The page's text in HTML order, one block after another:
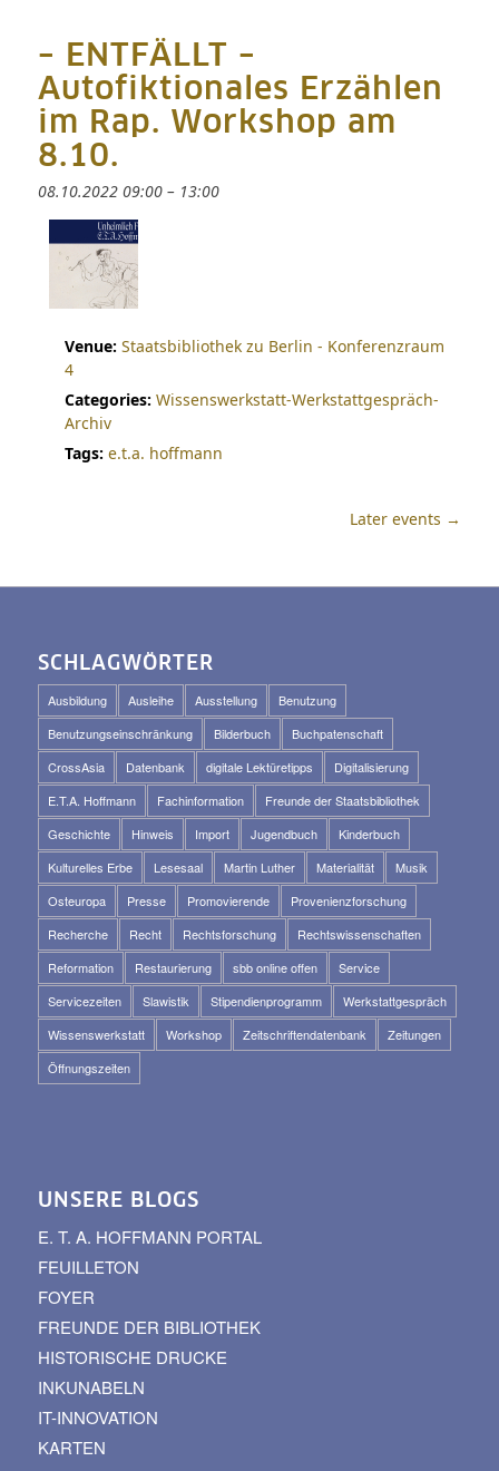
– ENTFÄLLT –
Autofiktionales Erzählen
im Rap. Workshop am
8.10.
08.10.2022 09:00– 13:00
Venue: Staatsbibliothek zu Berlin - Konferenzraum
4
Categories: Wissenswerkstatt-Werkstattgespräch-
Archiv
Tags: e.t.a. hoffmann
Later events →
SCHLAGWÖRTER
Ausbildung Ausleihe Ausstellung
Benutzung
Benutzungseinschränkung
Bilderbuch
Buchpatenschaft
CrossAsia
Datenbank digitale Lektüretipps
Digitalisierung
E.T.A. Hoffmann
Fachinformation
Freunde der Staatsbibliothek
Geschichte
Hinweis Import Jugendbuch
Kinderbuch
Kulturelles Erbe
Lesesaal Martin Luther Materialität
Musik
Osteuropa
Presse Promovierende
Provenienzforschung
Recherche
Recht Rechtsforschung
Rechtswissenschaften
Reformation
Restaurierung sbb online offen
Service
Servicezeiten
Slawistik Stipendienprogramm
Werkstattgespräch
Wissenswerkstatt
Workshop Zeitschriftendatenbank
Zeitungen
Öffnungszeiten
UNSERE BLOGS
E. T. A. HOFFMANN PORTAL
FEUILLETON
FOYER
FREUNDE DER BIBLIOTHEK
HISTORISCHE DRUCKE
INKUNABELN
IT-INNOVATION
KARTEN